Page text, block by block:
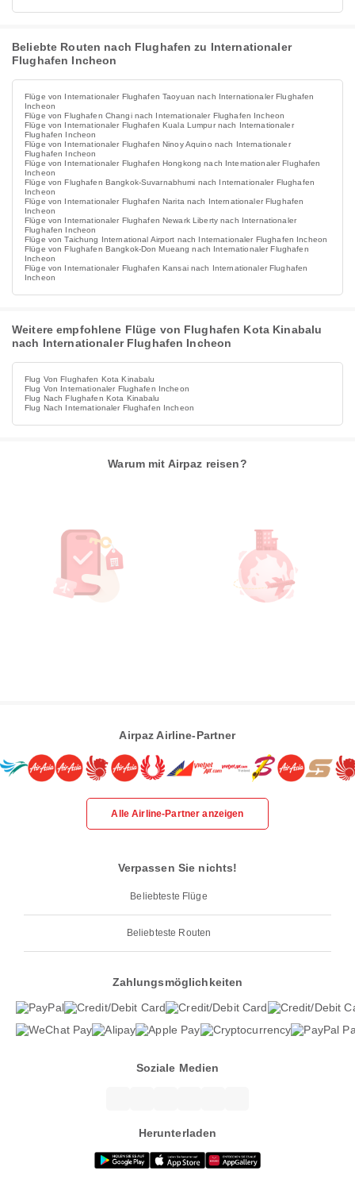
Beliebte Routen nach Flughafen zu Internationaler
Flughafen Incheon
Flüge von Internationaler Flughafen Taoyuan nach Internationaler Flughafen
Incheon
Flüge von Flughafen Changi nach Internationaler Flughafen Incheon
Flüge von Internationaler Flughafen Kuala Lumpur nach Internationaler
Flughafen Incheon
Flüge von Internationaler Flughafen Ninoy Aquino nach Internationaler
Flughafen Incheon
Flüge von Internationaler Flughafen Hongkong nach Internationaler Flughafen
Incheon
Flüge von Flughafen Bangkok-Suvarnabhumi nach Internationaler Flughafen
Incheon
Flüge von Internationaler Flughafen Narita nach Internationaler Flughafen
Incheon
Flüge von Internationaler Flughafen Newark Liberty nach Internationaler
Flughafen Incheon
Flüge von Taichung International Airport nach Internationaler Flughafen Incheon
Flüge von Flughafen Bangkok-Don Mueang nach Internationaler Flughafen
Incheon
Flüge von Internationaler Flughafen Kansai nach Internationaler Flughafen
Incheon
Weitere empfohlene Flüge von Flughafen Kota Kinabalu
nach Internationaler Flughafen Incheon
Flug Von Flughafen Kota Kinabalu
Flug Von Internationaler Flughafen Incheon
Flug Nach Flughafen Kota Kinabalu
Flug Nach Internationaler Flughafen Incheon
Warum mit Airpaz reisen?
Airpaz Airline-Partner
Alle Airline-Partner anzeigen
Verpassen Sie nichts!
Beliebteste Flüge
Beliebteste Routen
Zahlungsmöglichkeiten
Soziale Medien
Herunterladen